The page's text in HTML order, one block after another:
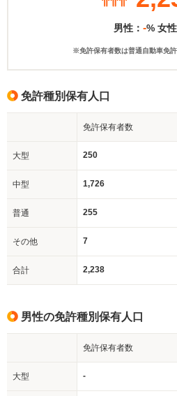
男性： -% 女性
※免許保有者数は普通自動車免
免許種別保有人口
免許保有者数
大型 250
中型 1,726
普通 255
その他 7
合計 2,238
男性の免許種別保有人口
免許保有者数
大型 -